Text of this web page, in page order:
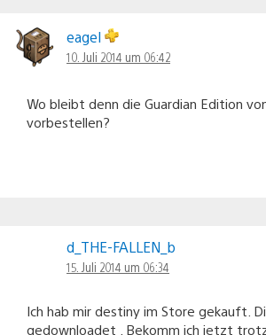
eagel
10. Juli 2014 um 06:42
Wo bleibt denn die Guardian Edition
vorbestellen?
d_THE-FALLEN_b
15. Juli 2014 um 06:34
Ich hab mir destiny im Store gekauft.
gedownloadet . Bekomm ich jetzt